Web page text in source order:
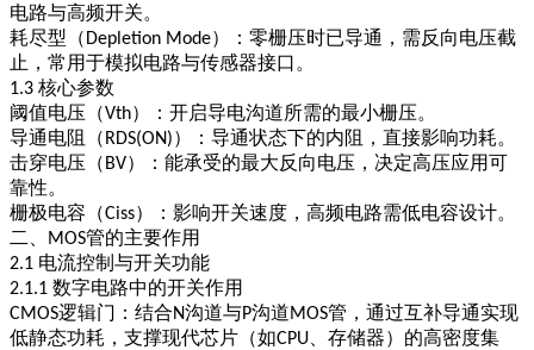
电路与高频开关。
耗尽型（ Depletion Mode）
：零栅压时已导通，需反向电压截
止，常用于模拟电路与传感器接口。
1.3 核心参数
阈值电压（Vth）
：开启导电沟道所需的最小栅压。
导通电阻（ RDS(ON)）
：导通状态下的内阻，直接影响功耗。
击穿电压（ BV）
：能承受的最大反向电压，决定高压应用可
靠性。
栅极电容（Ciss）
：影响开关速度，高频电路需低电容设计。
二、
MOS管的主要作用
2.1 电流控制与开关功能
2.1.1 数字电路中的开关作用
CMOS逻辑门 ：结合N沟道与P沟道MOS管，通过互补导通实现
低静态功耗，支撑现代芯片（如CPU 、存储器）的高密度集